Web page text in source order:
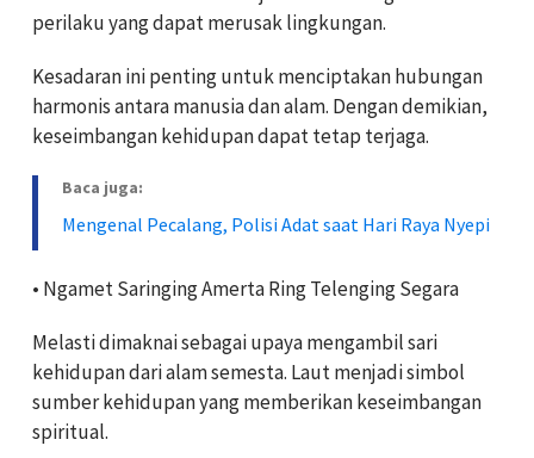
perilaku yang dapat merusak lingkungan.
Kesadaran ini penting untuk menciptakan hubungan
harmonis antara manusia dan alam. Dengan demikian,
keseimbangan kehidupan dapat tetap terjaga.
Baca juga:
Mengenal Pecalang, Polisi Adat saat Hari Raya Nyepi
• Ngamet Saringing Amerta Ring Telenging Segara
Melasti dimaknai sebagai upaya mengambil sari
kehidupan dari alam semesta. Laut menjadi simbol
sumber kehidupan yang memberikan keseimbangan
spiritual.